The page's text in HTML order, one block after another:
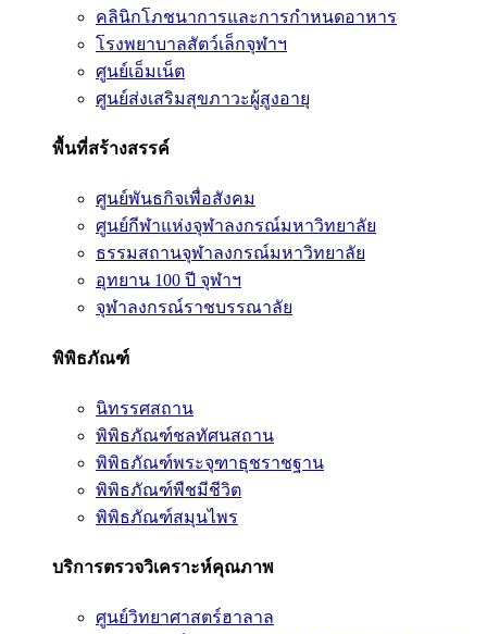
คลินิกโภชนาการและการกำหนดอาหาร
โรงพยาบาลสัตว์เล็กจุฬาฯ
ศูนย์เอ็มเน็ต
ศูนย์ส่งเสริมสุขภาวะผู้สูงอายุ
พื้นที่สร้างสรรค์
ศูนย์พันธกิจเพื่อสังคม
ศูนย์กีฬาแห่งจุฬาลงกรณ์มหาวิทยาลัย
ธรรมสถานจุฬาลงกรณ์มหาวิทยาลัย
อุทยาน 100 ปี จุฬาฯ
จุฬาลงกรณ์ราชบรรณาลัย
พิพิธภัณฑ์
นิทรรศสถาน
พิพิธภัณฑ์ชลทัศนสถาน
พิพิธภัณฑ์พระจุฑาธุชราชฐาน
พิพิธภัณฑ์พืชมีชีวิต
พิพิธภัณฑ์สมุนไพร
บริการตรวจวิเคราะห์คุณภาพ
ศูนย์วิทยาศาสตร์ฮาลาล